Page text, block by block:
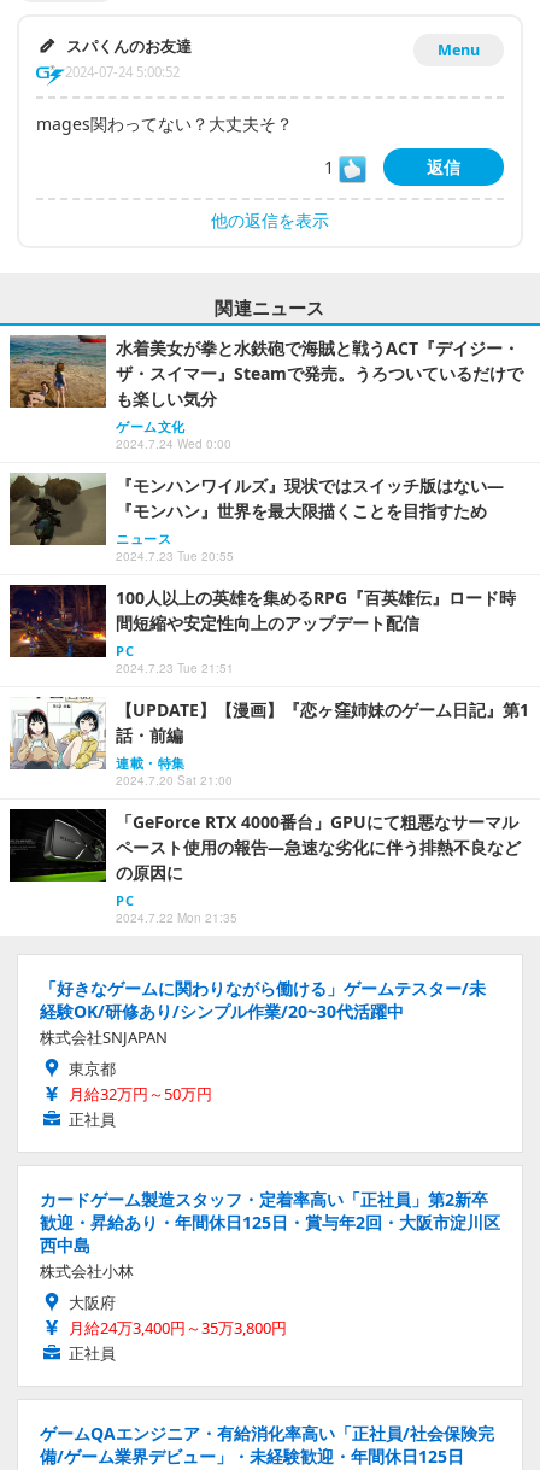
Menu
スパくんのお友達
2024-07-24 5:00:52
mages関わってない？大丈夫そ？
1
返信
他の返信を表示
関連ニュース
水着美女が拳と水鉄砲で海賊と戦うACT『デイジー・
ザ・スイマー』Steamで発売。うろついているだけで
も楽しい気分
ゲーム文化
2024.7.24 Wed 0:00
『モンハンワイルズ』現状ではスイッチ版はない―
『モンハン』世界を最大限描くことを目指すため
ニュース
2024.7.23 Tue 20:55
100人以上の英雄を集めるRPG『百英雄伝』ロード時
間短縮や安定性向上のアップデート配信
PC
2024.7.23 Tue 21:51
【UPDATE】【漫画】『恋ヶ窪姉妹のゲーム日記』第1
話・前編
連載・特集
2024.7.20 Sat 21:00
「GeForce RTX 4000番台」GPUにて粗悪なサーマル
ペースト使用の報告―急速な劣化に伴う排熱不良など
の原因に
PC
2024.7.22 Mon 21:35
「好きなゲームに関わりながら働ける」ゲームテスター/未
経験OK/研修あり/シンプル作業/20~30代活躍中
株式会社SNJAPAN
東京都
月給32万円～50万円
正社員
カードゲーム製造スタッフ・定着率高い「正社員」第2新卒
歓迎・昇給あり・年間休日125日・賞与年2回・大阪市淀川区
西中島
株式会社小林
大阪府
月給24万3,400円～35万3,800円
正社員
ゲームQAエンジニア・有給消化率高い「正社員/社会保険完
備/ゲーム業界デビュー」・未経験歓迎・年間休日125日